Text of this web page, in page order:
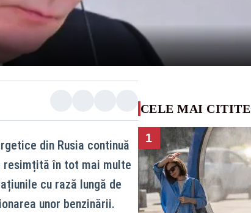
din Rusia continuă
resimțită în tot mai multe
cu rază lungă de
unor benzinării.
CELE MAI CITITE
1